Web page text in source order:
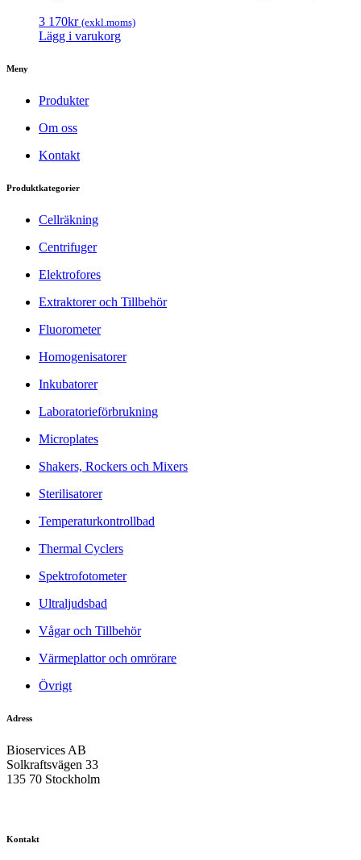
3 170kr (exkl.moms)
Lägg i varukorg
Meny
Produkter
Om oss
Kontakt
Produktkategorier
Cellräkning
Centrifuger
Elektrofores
Extraktorer och Tillbehör
Fluorometer
Homogenisatorer
Inkubatorer
Laboratorieförbrukning
Microplates
Shakers, Rockers och Mixers
Sterilisatorer
Temperaturkontrollbad
Thermal Cyclers
Spektrofotometer
Ultraljudsbad
Vågar och Tillbehör
Värmeplattor och omrörare
Övrigt
Adress
Bioservices AB
Solkraftsvägen 33
135 70 Stockholm
Kontakt